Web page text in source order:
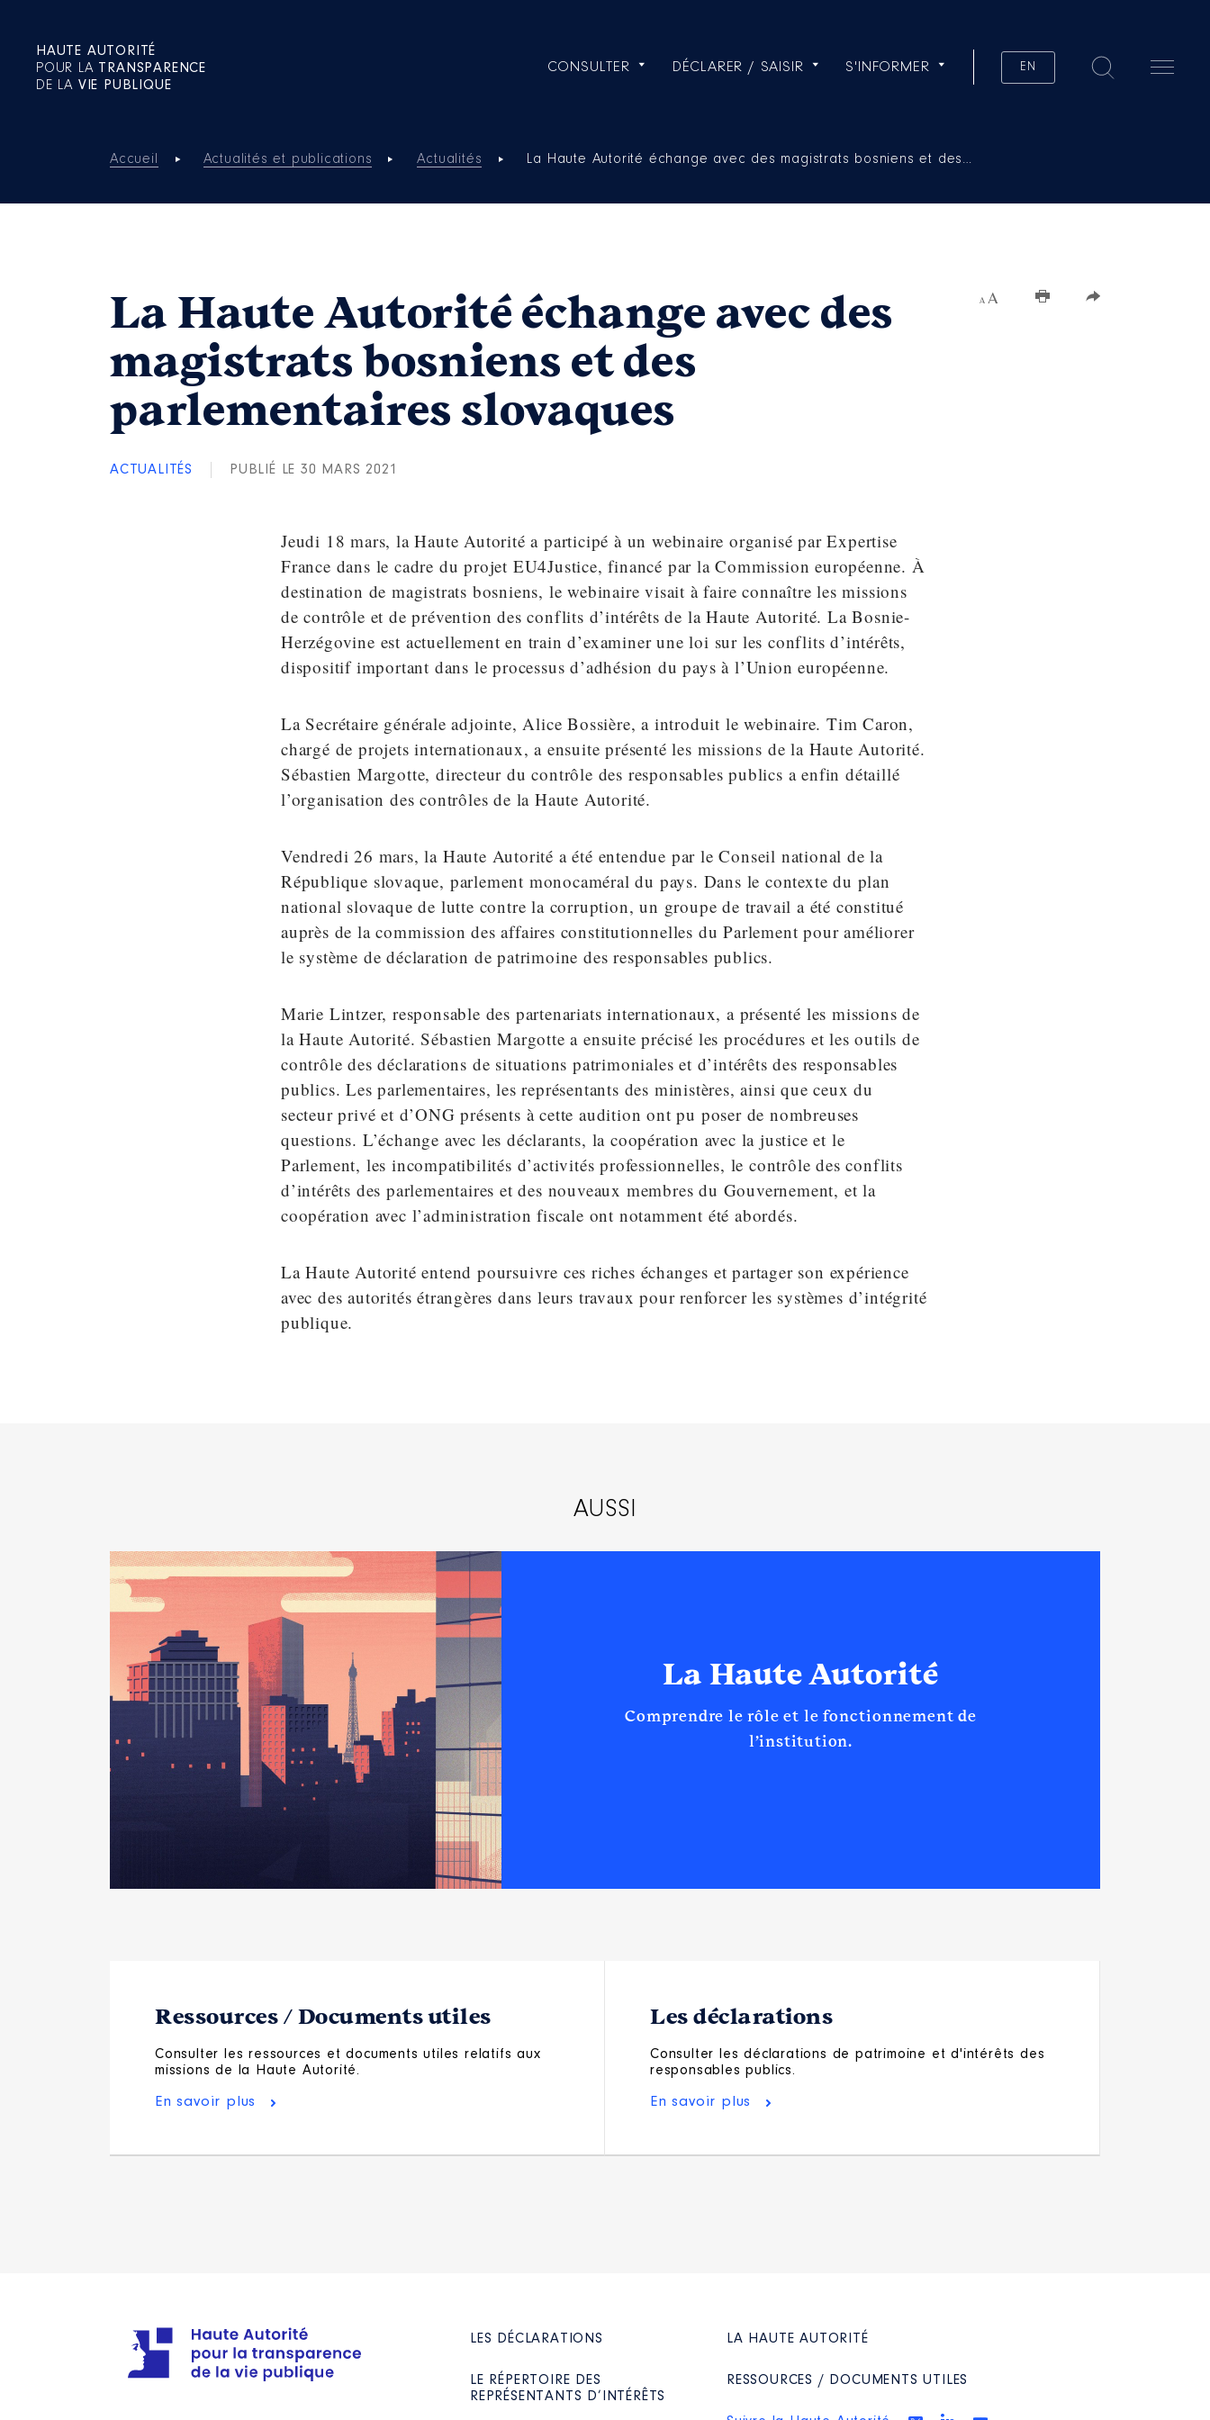
HAUTE AUTORITÉ
POUR LA TRANSPARENCE
DE LA VIE PUBLIQUE
CONSULTER DÉCLARER / SAISIR S'INFORMER EN
Accueil Actualités et publications Actualités La Haute Autorité échange avec des magistrats bosniens et des…
La Haute Autorité échange avec des
magistrats bosniens et des
parlementaires slovaques
ACTUALITÉS PUBLIÉ LE 30 MARS 2021
Jeudi 18 mars, la Haute Autorité a participé à un webinaire organisé par Expertise
France dans le cadre du projet EU4Justice, financé par la Commission européenne. À
destination de magistrats bosniens, le webinaire visait à faire connaître les missions
de contrôle et de prévention des conflits d’intérêts de la Haute Autorité. La Bosnie-
Herzégovine est actuellement en train d’examiner une loi sur les conflits d’intérêts,
dispositif important dans le processus d’adhésion du pays à l’Union européenne.
La Secrétaire générale adjointe, Alice Bossière, a introduit le webinaire. Tim Caron,
chargé de projets internationaux, a ensuite présenté les missions de la Haute Autorité.
Sébastien Margotte, directeur du contrôle des responsables publics a enfin détaillé
l’organisation des contrôles de la Haute Autorité.
Vendredi 26 mars, la Haute Autorité a été entendue par le Conseil national de la
République slovaque, parlement monocaméral du pays. Dans le contexte du plan
national slovaque de lutte contre la corruption, un groupe de travail a été constitué
auprès de la commission des affaires constitutionnelles du Parlement pour améliorer
le système de déclaration de patrimoine des responsables publics.
Marie Lintzer, responsable des partenariats internationaux, a présenté les missions de
la Haute Autorité. Sébastien Margotte a ensuite précisé les procédures et les outils de
contrôle des déclarations de situations patrimoniales et d’intérêts des responsables
publics. Les parlementaires, les représentants des ministères, ainsi que ceux du
secteur privé et d’ONG présents à cette audition ont pu poser de nombreuses
questions. L’échange avec les déclarants, la coopération avec la justice et le
Parlement, les incompatibilités d’activités professionnelles, le contrôle des conflits
d’intérêts des parlementaires et des nouveaux membres du Gouvernement, et la
coopération avec l’administration fiscale ont notamment été abordés.
La Haute Autorité entend poursuivre ces riches échanges et partager son expérience
avec des autorités étrangères dans leurs travaux pour renforcer les systèmes d’intégrité
publique.
AUSSI
La Haute Autorité
Comprendre le rôle et le fonctionnement de
l’institution.
Ressources / Documents utiles
Consulter les ressources et documents utiles relatifs aux
missions de la Haute Autorité.
En savoir plus
Les déclarations
Consulter les déclarations de patrimoine et d'intérêts des
responsables publics.
En savoir plus
LES DÉCLARATIONS
LE RÉPERTOIRE DES
REPRÉSENTANTS D’INTÉRÊTS
LA HAUTE AUTORITÉ
RESSOURCES / DOCUMENTS UTILES